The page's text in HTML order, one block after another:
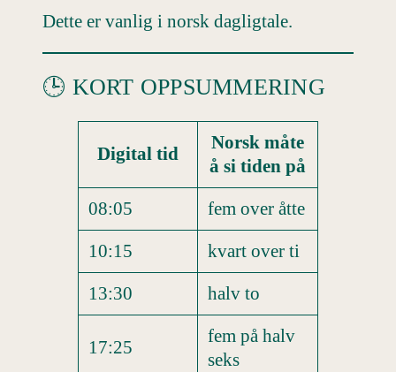
Dette er vanlig i norsk dagligtale.
🕒 KORT OPPSUMMERING
Digital tid
Norsk måte
å si tiden på
08:05
fem over åtte
10:15
kvart over ti
13:30
halv to
17:25
fem på halv
seks